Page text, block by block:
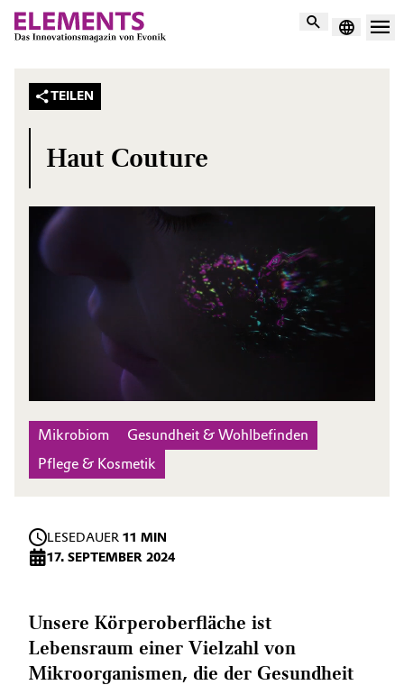
Suche
TEILEN
Haut Couture
Mikrobiom
Gesundheit & Wohlbefinden
Pflege & Kosmetik
LESEDAUER 11 MIN
17. SEPTEMBER 2024
Unsere Körperoberfläche ist
Lebensraum einer Vielzahl von
Mikroorganismen, die der Gesundheit